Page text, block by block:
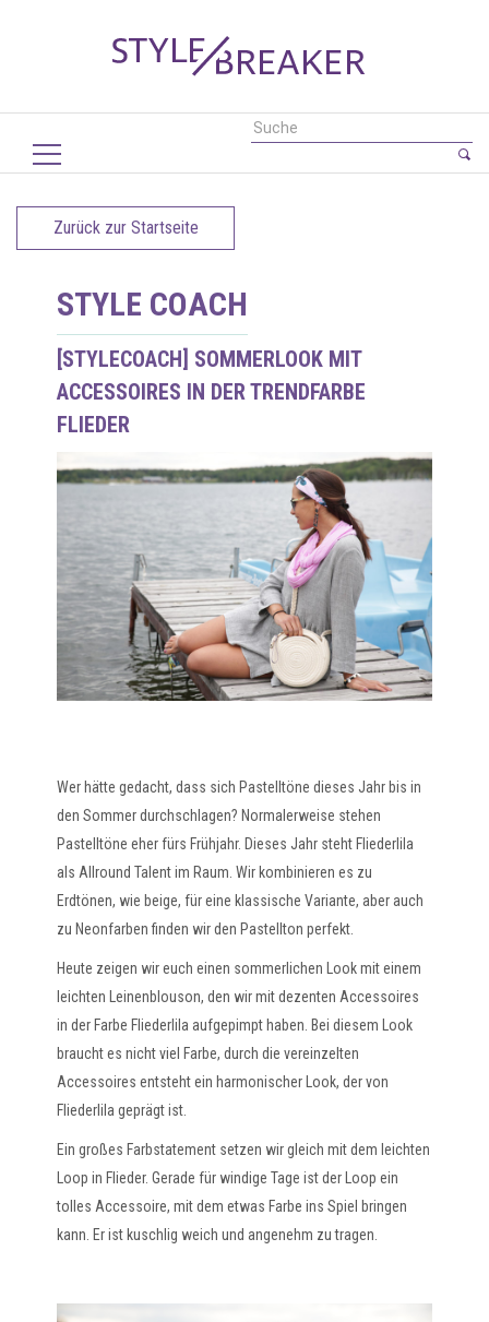
Zurück zur Startseite
STYLE COACH
[STYLECOACH] SOMMERLOOK MIT
ACCESSOIRES IN DER TRENDFARBE
FLIEDER
Wer hätte gedacht, dass sich Pastelltöne dieses Jahr bis in
den Sommer durchschlagen? Normalerweise stehen
Pastelltöne eher fürs Frühjahr. Dieses Jahr steht Fliederlila
als Allround Talent im Raum. Wir kombinieren es zu
Erdtönen, wie beige, für eine klassische Variante, aber auch
zu Neonfarben finden wir den Pastellton perfekt.
Heute zeigen wir euch einen sommerlichen Look mit einem
leichten Leinenblouson, den wir mit dezenten Accessoires
in der Farbe Fliederlila aufgepimpt haben. Bei diesem Look
braucht es nicht viel Farbe, durch die vereinzelten
Accessoires entsteht ein harmonischer Look, der von
Fliederlila geprägt ist.
Ein großes Farbstatement setzen wir gleich mit dem leichten
Loop in Flieder. Gerade für windige Tage ist der Loop ein
tolles Accessoire, mit dem etwas Farbe ins Spiel bringen
kann. Er ist kuschlig weich und angenehm zu tragen.